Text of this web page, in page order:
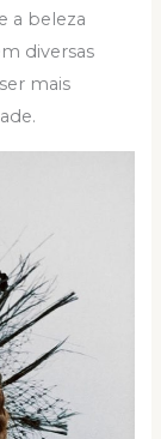
a beleza
diversas
mais